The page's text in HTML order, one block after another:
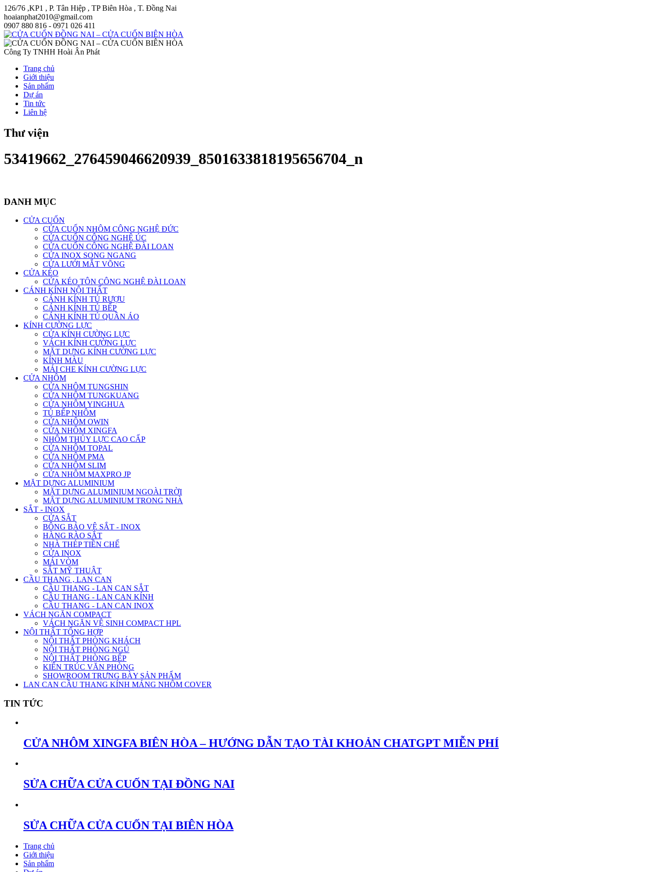
126/76 ,KP1 , P. Tân Hiệp , TP Biên Hòa , T. Đồng Nai
hoaianphat2010@gmail.com
0907 880 816 - 0971 026 411
Công Ty TNHH Hoài Ân Phát
Trang chủ
Giới thiệu
Sản phẩm
Dự án
Tin tức
Liên hệ
Thư viện
53419662_276459046620939_8501633818195656704_n
DANH MỤC
CỬA CUỐN
CỬA CUỐN NHÔM CÔNG NGHỆ ĐỨC
CỬA CUỐN CÔNG NGHỆ ÚC
CỬA CUỐN CÔNG NGHỆ ĐÀI LOAN
CỬA INOX SONG NGANG
CỬA LƯỚI MẮT VÕNG
CỬA KÉO
CỬA KÉO TÔN CÔNG NGHỆ ĐÀI LOAN
CÁNH KÍNH NỘI THẤT
CÁNH KÍNH TỦ RƯỢU
CÁNH KÍNH TỦ BẾP
CÁNH KÍNH TỦ QUẦN ÁO
KÍNH CƯỜNG LỰC
CỬA KÍNH CƯỜNG LỰC
VÁCH KÍNH CƯỜNG LỰC
MẶT DỰNG KÍNH CƯỜNG LỰC
KÍNH MÀU
MÁI CHE KÍNH CƯỜNG LỰC
CỬA NHÔM
CỬA NHÔM TUNGSHIN
CỬA NHÔM TUNGKUANG
CỬA NHÔM YINGHUA
TỦ BẾP NHÔM
CỬA NHÔM OWIN
CỬA NHÔM XINGFA
NHÔM THỦY LỰC CAO CẤP
CỬA NHÔM TOPAL
CỬA NHÔM PMA
CỬA NHÔM SLIM
CỬA NHÔM MAXPRO JP
MẶT DỰNG ALUMINIUM
MẶT DỰNG ALUMINIUM NGOÀI TRỜI
MẶT DỰNG ALUMINIUM TRONG NHÀ
SẮT - INOX
CỬA SẮT
BÔNG BẢO VỆ SẮT - INOX
HÀNG RÀO SẮT
NHÀ THÉP TIỀN CHẾ
CỬA INOX
MÁI VÒM
SẮT MỸ THUẬT
CẦU THANG , LAN CAN
CẦU THANG - LAN CAN SẮT
CẦU THANG - LAN CAN KÍNH
CẦU THANG - LAN CAN INOX
VÁCH NGĂN COMPACT
VÁCH NGĂN VỆ SINH COMPACT HPL
NỘI THẤT TỔNG HỢP
NỘI THẤT PHÒNG KHÁCH
NỘI THẤT PHÒNG NGỦ
NỘI THẤT PHÒNG BẾP
KIẾN TRÚC VĂN PHÒNG
SHOWROOM TRƯNG BÀY SẢN PHẨM
LAN CAN CẦU THANG KÍNH MÁNG NHÔM COVER
TIN TỨC
CỬA NHÔM XINGFA BIÊN HÒA – HƯỚNG DẪN TẠO TÀI KHOẢN CHATGPT MIỄN PHÍ
SỬA CHỮA CỬA CUỐN TẠI ĐỒNG NAI
SỬA CHỮA CỬA CUỐN TẠI BIÊN HÒA
Trang chủ
Giới thiệu
Sản phẩm